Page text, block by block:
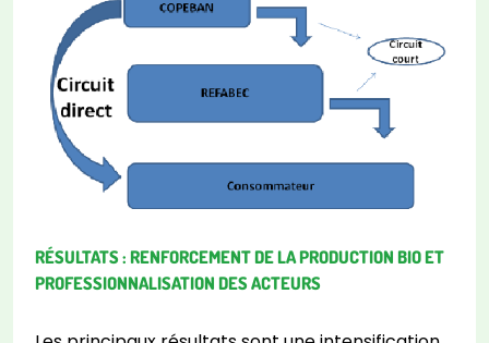
RÉSULTATS : RENFORCEMENT DE LA PRODUCTION BIO ET
PROFESSIONNALISATION DES ACTEURS